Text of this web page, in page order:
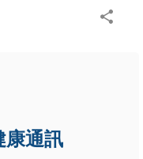
康通訊